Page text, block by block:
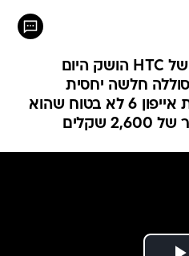
סמארטפון הדגל החדש של HTC הושק היום
חלשה יחסית
ומראה המזכיר מאוד את אייפון 6 לא בטוח שהוא
שקלים